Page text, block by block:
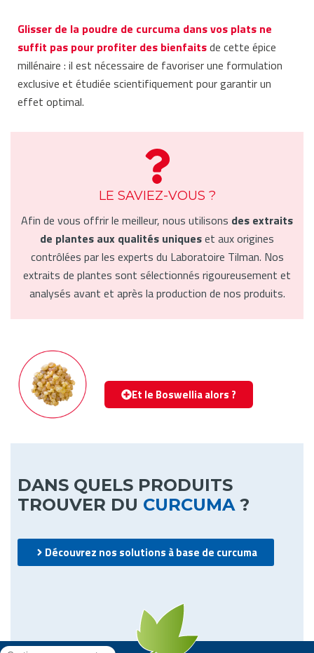
Glisser de la poudre de curcuma dans vos plats ne
suffit pas pour profiter des bienfaitsde cette épice
millénaire : il est nécessaire de favoriser une formulation
exclusive et étudiée scientifiquement pour garantir un
effet optimal.
LE SAVIEZ-VOUS ?
Afin de vous offrir le meilleur, nous utilisons des extraits
de plantes aux qualités uniqueset aux origines
contrôlées par les experts du Laboratoire Tilman. Nos
extraits de plantes sont sélectionnés rigoureusement et
analysés avant et après la production de nos produits.
Et le Boswellia alors ?
DANS QUELS PRODUITS
TROUVER DU CURCUMA ?
Découvrez nos solutions à base de curcuma